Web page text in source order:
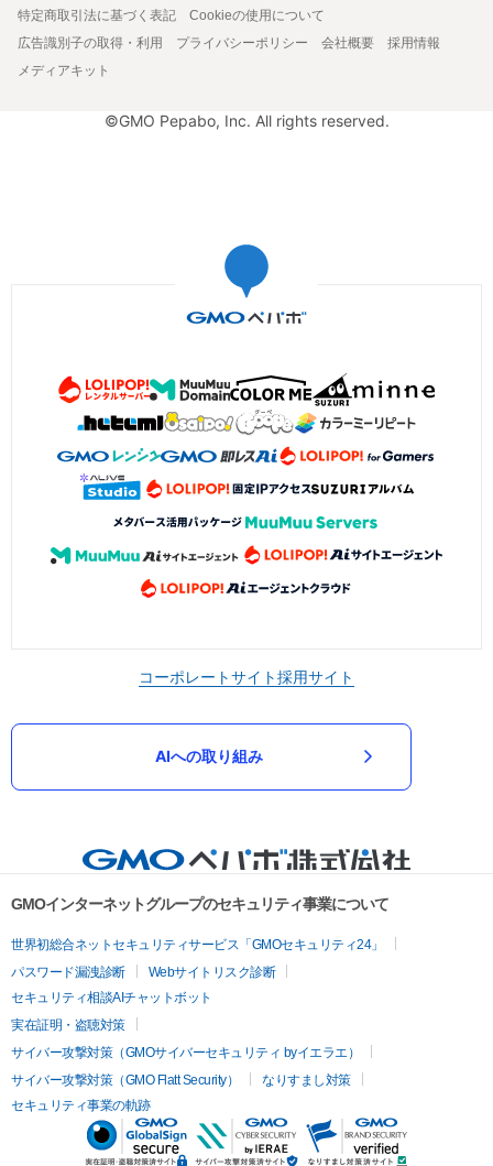
特定商取引法に基づく表記
Cookieの使用について
広告識別子の取得・利用
プライバシーポリシー 会社概要
採用情報
メディアキット
©GMO Pepabo, Inc. All rights reserved.
コーポレートサイト採用サイト
AIへの取り組み
GMOインターネットグループのセキュリティ事業について
世界初総合ネットセキュリティサービス「GMOセキュリティ24」
パスワード漏洩診断
Webサイトリスク診断
セキュリティ相談AIチャットボット
実在証明・盗聴対策
サイバー攻撃対策（GMOサイバーセキュリティ byイエラエ）
サイバー攻撃対策（GMO Flatt Security）
なりすまし対策
セキュリティ事業の軌跡